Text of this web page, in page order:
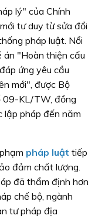
lý" của Chính
tư duy từ sửa đổi
pháp luật. Nổi
"Hoàn thiện cấu
ứng yêu cầu
mới", được Bộ
09-KL/TW, đồng
lập pháp đến năm
pháp luật tiếp
đảm chất lượng.
đã thẩm định hơn
chế bộ, ngành
tư pháp địa